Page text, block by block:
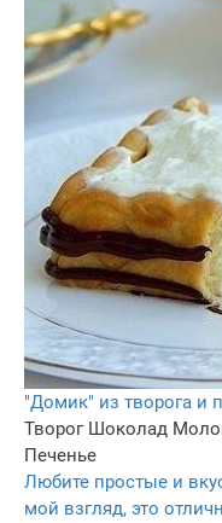
"Домик" из творога и
Творог Шоколад
Печенье
Любите простые и
мой взгляд, это